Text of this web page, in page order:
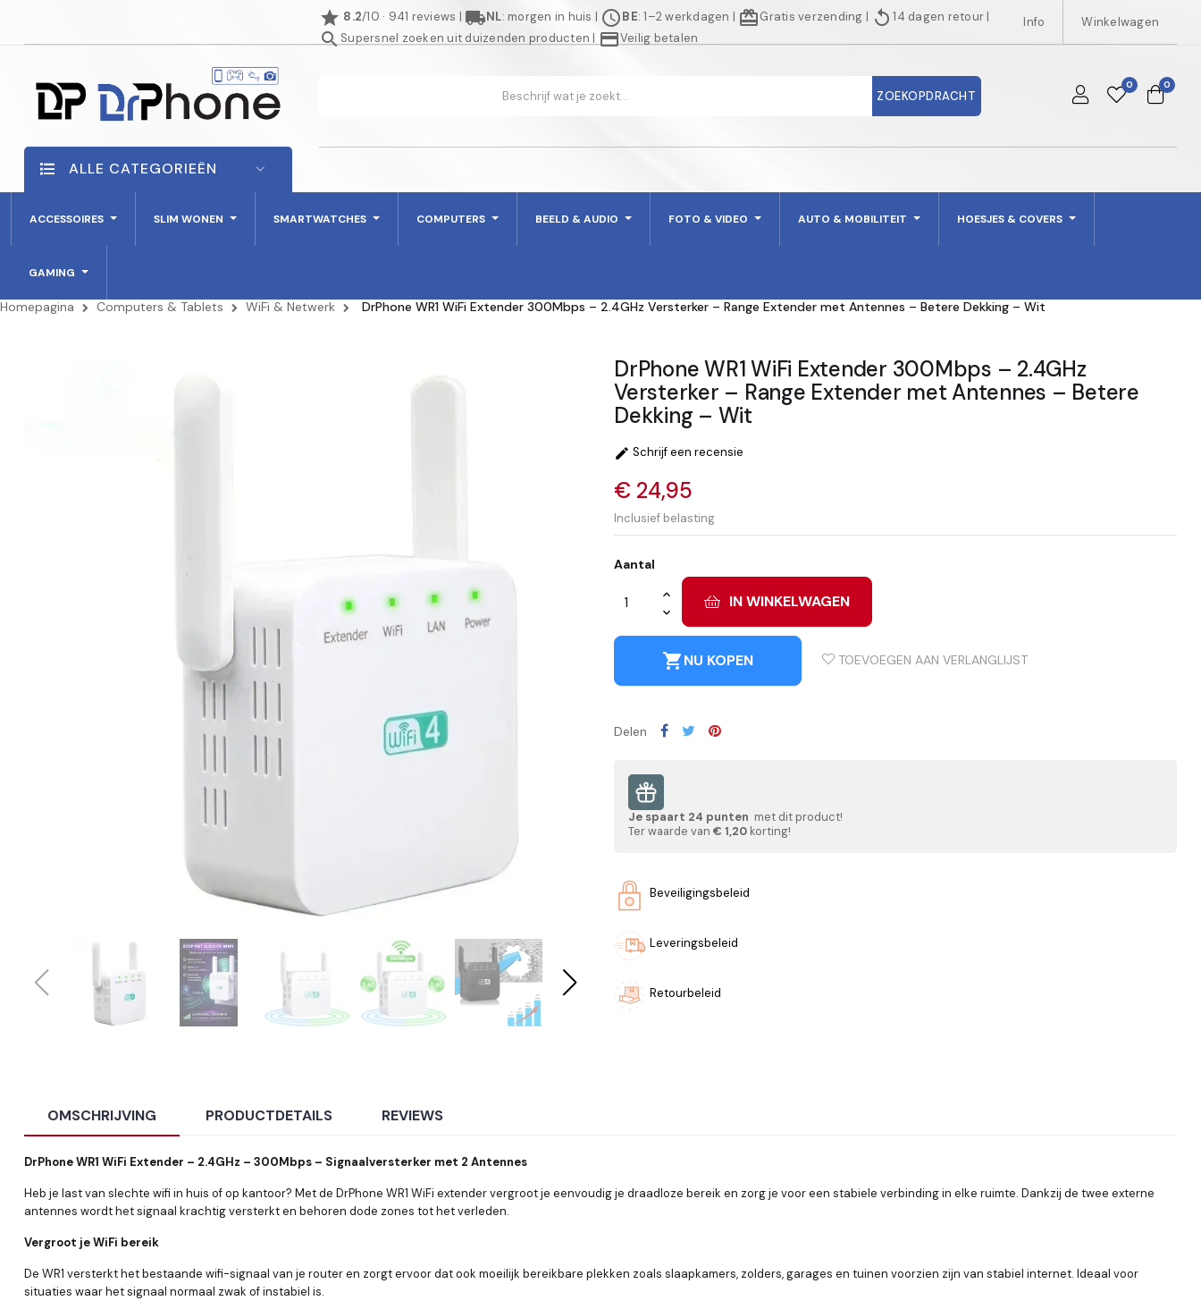
star 8.2/10 · 941 reviews | local_shippingNL: morgen in huis | scheduleBE: 1–2 werkdagen | redeemGratis verzending | replay14 dagen retour |
searchSupersnel zoeken uit duizenden producten | credit_cardVeilig betalen
Info Winkelwagen
ZOEKOPDRACHT
0 0
ALLE CATEGORIEËN
ACCESSOIRES SLIM WONEN SMARTWATCHES COMPUTERS BEELD & AUDIO FOTO & VIDEO AUTO & MOBILITEIT HOESJES & COVERS
GAMING
Homepagina Computers & Tablets WiFi & Netwerk DrPhone WR1 WiFi Extender 300Mbps – 2.4GHz Versterker – Range Extender met Antennes – Betere Dekking – Wit
DrPhone WR1 WiFi Extender 300Mbps – 2.4GHz
Versterker – Range Extender met Antennes – Betere
Dekking – Wit
 Schrijf een recensie
€ 24,95
Inclusief belasting
Aantal
IN WINKELWAGEN
shopping_cartNU KOPEN TOEVOEGEN AAN VERLANGLIJST
Delen
Je spaart 24 punten met dit product!
Ter waarde van € 1,20 korting!
Beveiligingsbeleid
Leveringsbeleid
Retourbeleid
OMSCHRIJVING PRODUCTDETAILS REVIEWS
DrPhone WR1 WiFi Extender – 2.4GHz – 300Mbps – Signaalversterker met 2 Antennes
Heb je last van slechte wifi in huis of op kantoor? Met de DrPhone WR1 WiFi extender vergroot je eenvoudig je draadloze bereik en zorg je voor een stabiele verbinding in elke ruimte. Dankzij de twee externe
antennes wordt het signaal krachtig versterkt en behoren dode zones tot het verleden.
Vergroot je WiFi bereik
De WR1 versterkt het bestaande wifi-signaal van je router en zorgt ervoor dat ook moeilijk bereikbare plekken zoals slaapkamers, zolders, garages en tuinen voorzien zijn van stabiel internet. Ideaal voor
situaties waar het signaal normaal zwak of instabiel is.